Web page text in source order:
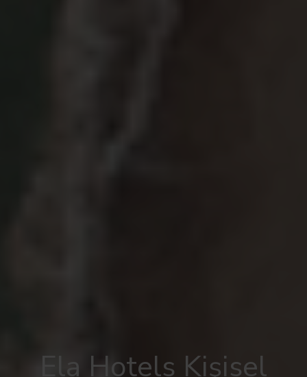
Ela Hotels Kişisel